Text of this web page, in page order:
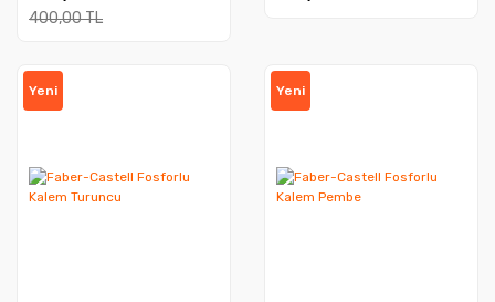
400,00 TL
Yeni Yeni